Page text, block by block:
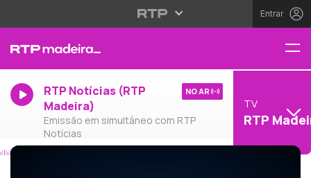
Entrar
RTP Notícias (RTP
Madeira)
Emissão em simultâneo com RTP
Notícias
NO AR
TV
RTP